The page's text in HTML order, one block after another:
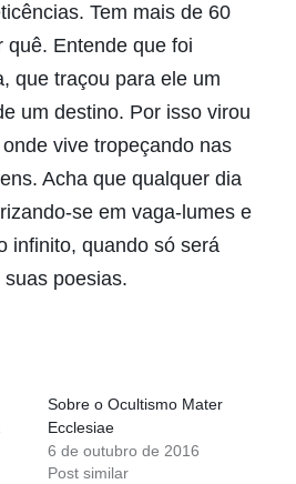
Tem mais de 60
quê. Entende que foi
que traçou para ele um
um destino. Por isso virou
vive tropeçando nas
Acha que qualquer dia
se em vaga-lumes e
infinito, quando só será
poesias.
Sobre o Ocultismo Mater
Ecclesiae
6 de outubro de 2016
Post similar